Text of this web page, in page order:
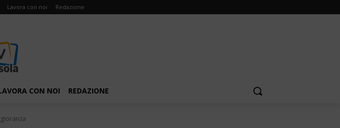
Lavora con noi Redazione
CON NOI REDAZIONE